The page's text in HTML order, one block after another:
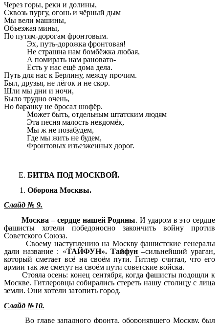
Через горы, реки и долины,
Сквозь пургу, огонь и чёрный дым
Мы вели машины,
Объезжая мины,
По путям-дорогам фронтовым.
Эх, путь-дорожка фронтовая!
Не страшна нам бомбёжка любая,
А помирать нам рановато-
Есть у нас ещё дома дела.
Путь для нас к Берлину, между прочим.
Был, друзья, не лёгок и не скор.
Шли мы дни и ночи,
Было трудно очень,
Но баранку не бросал шофёр.
Может быть, отдельным штатским людям
Эта песня малость невдомёк,
Мы ж не позабудем,
Где мы жить не будем,
Фронтовых изъезженных дорог.
БИТВА ПОД МОСКВОЙ.
Оборона Москвы.
Слайд № 9.
Москва – сердце нашей Родины. И ударом в это сердце
фашисты хотели победоносно закончить войну против
Советского Союза.
Своему наступлению на Москву фашистские генералы
дали название : «ТАЙФУН». Тайфун –сильнейший ураган,
который сметает всё на своём пути. Гитлер считал, что его
армии так же сметут на своём пути советские войска.
Стояла осень: конец сентября, когда фашисты подощли к
Москве. Гитлеровцы собирались стереть нашу столицу с лица
земли. Они хотели затопить город.
Слайд №10.
Во главе западного фронта, оборонявшего Москву, был